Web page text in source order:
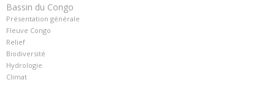
Bassin du Congo
Présentation générale
Fleuve Congo
Relief
Biodiversité
Hydrologie
Climat